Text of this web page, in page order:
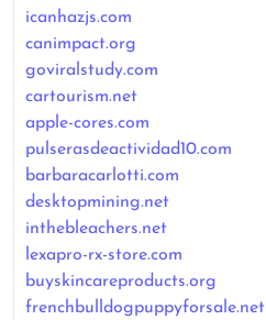
icanhazjs.com
canimpact.org
goviralstudy.com
cartourism.net
apple-cores.com
pulserasdeactividad10.com
barbaracarlotti.com
desktopmining.net
inthebleachers.net
lexapro-rx-store.com
buyskincareproducts.org
frenchbulldogpuppyforsale.net